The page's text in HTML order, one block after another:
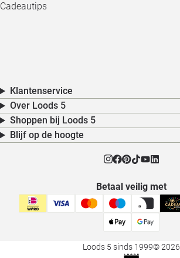
Cadeautips
Klantenservice
Over Loods 5
Shoppen bij Loods 5
Blijf op de hoogte
Betaal veilig met
Loods 5 sinds 1999© 2026